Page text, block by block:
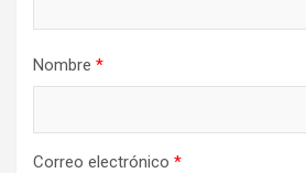
Nombre *
Correo electrónico *